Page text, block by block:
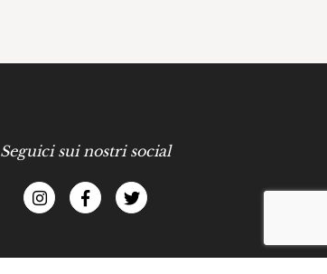
Seguici sui nostri social